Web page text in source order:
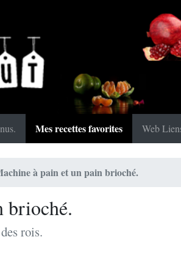
Mes recettes favorites Web
à pain et un pain brioché.
brioché.
rois.